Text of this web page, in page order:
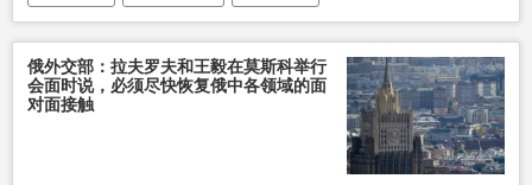
俄中关系
合作
俄外交部：拉夫罗夫和王毅在莫斯科举行
会面时说，必须尽快恢复俄中各领域的面
对面接触